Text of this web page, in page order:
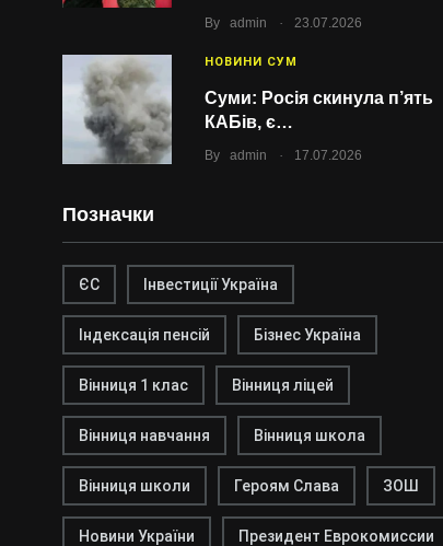
By admin . 23.07.2026
НОВИНИ СУМ
Суми: Росія скинула п’ять
КАБів, є…
By admin . 17.07.2026
Позначки
ЄС Інвестиції Україна
Індексація пенсій Бізнес Україна
Вінниця 1 клас Вінниця ліцей
Вінниця навчання Вінниця школа
Вінниця школи Героям Слава ЗОШ
Новини України Президент Еврокомиссии